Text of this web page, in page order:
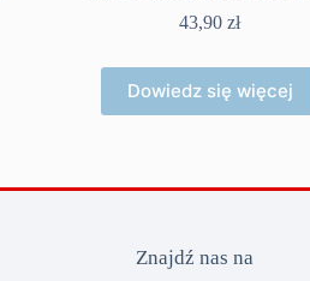
43,90zł
Dowiedz się więcej
Znajdź nas na